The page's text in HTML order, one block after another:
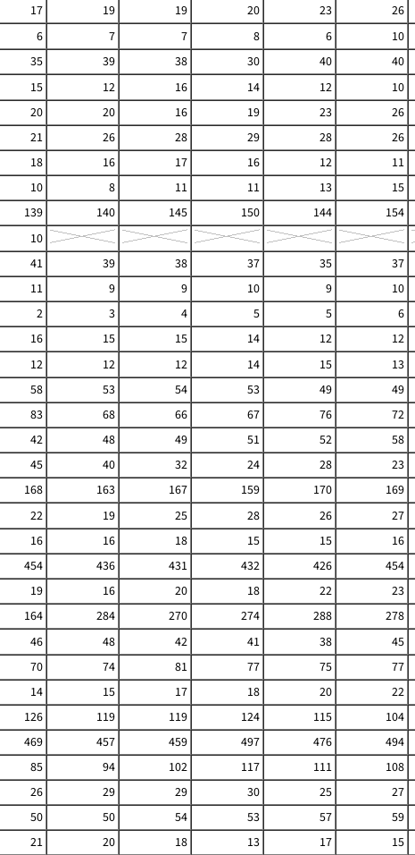
17 19 19 20 23 26
6 7 7 8 6 10
35 39 38 30 40 40
15 12 16 14 12 10
20 20 16 19 23 26
21 26 28 29 28 26
18 16 17 16 12 11
10 8 11 11 13 15
139 140 145 150 144 154
10
41 39 38 37 35 37
11 9 9 10 9 10
2 3 4 5 5 6
16 15 15 14 12 12
12 12 12 14 15 13
58 53 54 53 49 49
83 68 66 67 76 72
42 48 49 51 52 58
45 40 32 24 28 23
168 163 167 159 170 169
22 19 25 28 26 27
16 16 18 15 15 16
454 436 431 432 426 454
19 16 20 18 22 23
164 284 270 274 288 278
46 48 42 41 38 45
70 74 81 77 75 77
14 15 17 18 20 22
126 119 119 124 115 104
469 457 459 497 476 494
85 94 102 117 111 108
26 29 29 30 25 27
50 50 54 53 57 59
21 20 18 13 17 15